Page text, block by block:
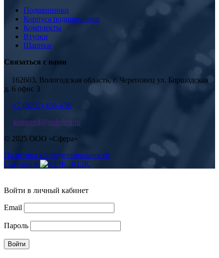
Подшипники
Корпуса подшипников
Комплекты
Втулки
Шарики
Связаться с нами
162603, Вологодская область, г. Череповец ул. Боршодская
д. 6 офис 3
+7 (8202) 498-438
kompred@volsfera.ru
© 2025 ООО «Сфера»
Политика конфеденциальности
Сделано в
Войти в личный кабинет
Email
Пароль